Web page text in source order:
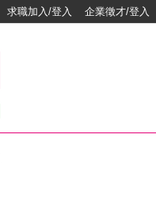
求職加入/登入 企業徵才/登入